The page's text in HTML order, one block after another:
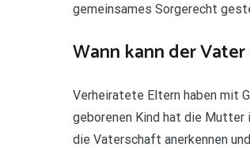
gemeinsames Sorgerecht
Wann kann der
Verheiratete Eltern haben mit
geborenen Kind hat die Mutter
die Vaterschaft anerkennen